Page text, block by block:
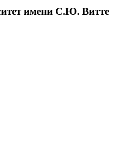
имени С.Ю. Витте